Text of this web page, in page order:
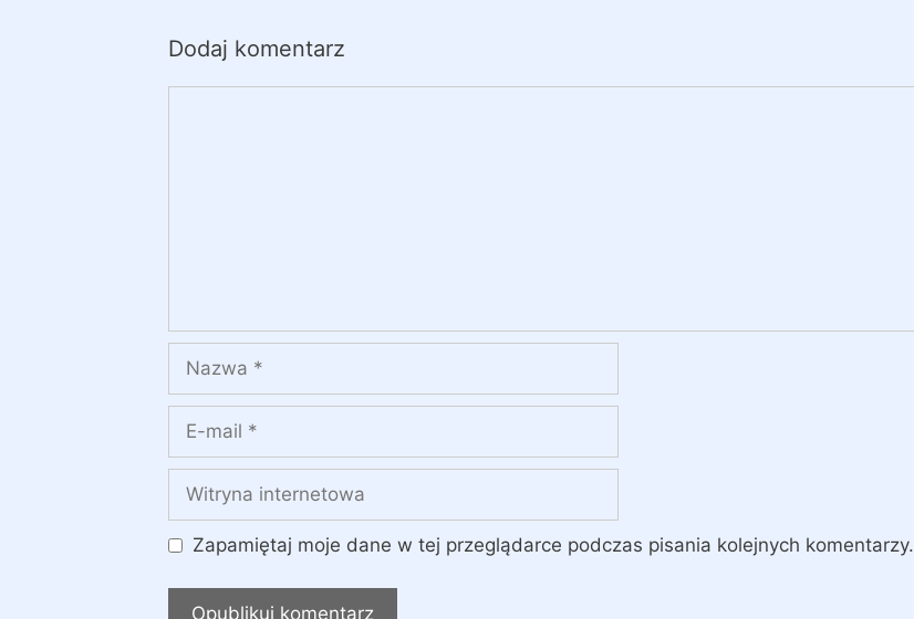
Dodaj komentarz
Nazwa
Witryna
internetowa
Zapamiętaj moje dane w tej przeglądarce podczas pisania kolejnych komentarzy.